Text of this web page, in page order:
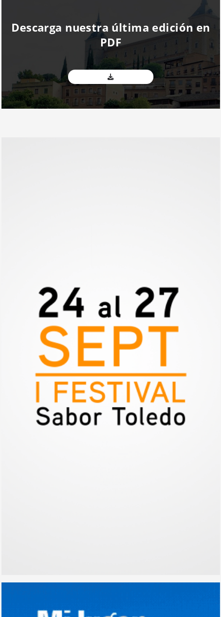
Descarga nuestra última edición en
PDF